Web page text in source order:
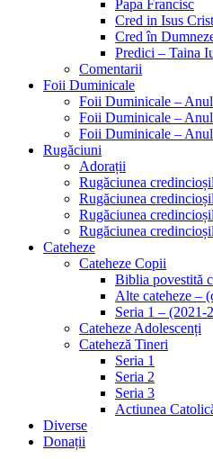
Papa Francisc
Cred in Isus
Cred în
Predici – Taina
Comentarii
Foii Duminicale
Foii Duminicale –
Foii Duminicale –
Foii Duminicale –
Rugăciuni
Adorații
Rugăciunea
Rugăciunea
Rugăciunea
Rugăciunea
Cateheze
Cateheze Copii
Biblia povestită
Alte cateheze –
Seria 1 – (2021-
Cateheze Adolescenți
Cateheză Tineri
Seria 1
Seria 2
Seria 3
Actiunea
Diverse
Donații